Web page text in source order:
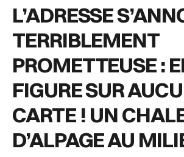
L’ADRESSE
TERRIBLEMENT
PROMETTEUSE :
FIGURE SUR
CARTE ! UN
D’ALPAGE AU